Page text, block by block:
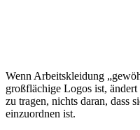
Wenn Arbeitskleidung
großflächige Logos ist,
zu tragen, nichts daran, dass
einzuordnen ist.